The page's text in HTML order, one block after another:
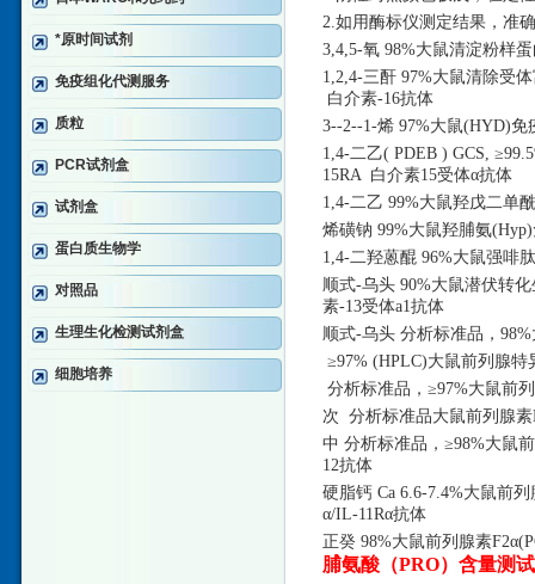
*原时间试剂
免疫组化代测服务
质粒
PCR试剂盒
试剂盒
蛋白质生物学
对照品
生理生化检测试剂盒
细胞培养
2.如用酶标仪测定结果，准
3,4,5-氧 98%大鼠清淀粉样
1,2,4-三酐 97%大鼠清除受
白介素-16抗体
3--2--1-烯 97%大鼠(HYD)
1,4-二乙( PDEB ) GCS,
15RA 白介素15受体α抗体
1,4-二乙 99%大鼠羟戊二单
烯磺钠 99%大鼠羟脯氨
1,4-二羟蒽醌 96%大鼠强啡
顺式-乌头 90%大鼠潜伏转
素-13受体a1抗体
顺式-乌头 分析标准品，
≥97% (HPLC)大鼠前列腺
分析标准品， ≥97%大鼠前
次 分析标准品大鼠前列腺素
中 分析标准品， ≥98%大鼠
12抗体
硬脂钙 Ca 6.6-7.4%大鼠前
α/IL-11Rα抗体
正癸 98%大鼠前列腺素
脯氨酸（PRO）含量测